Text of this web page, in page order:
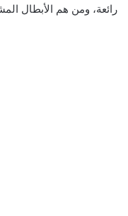
رائعة، ومن هم الأبطال